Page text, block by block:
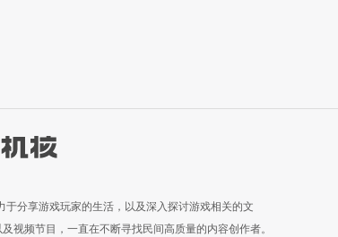
分享游戏玩家的生活，以及深入探讨游戏相关的文
视频节目，一直在不断寻找民间高质量的内容创作者。